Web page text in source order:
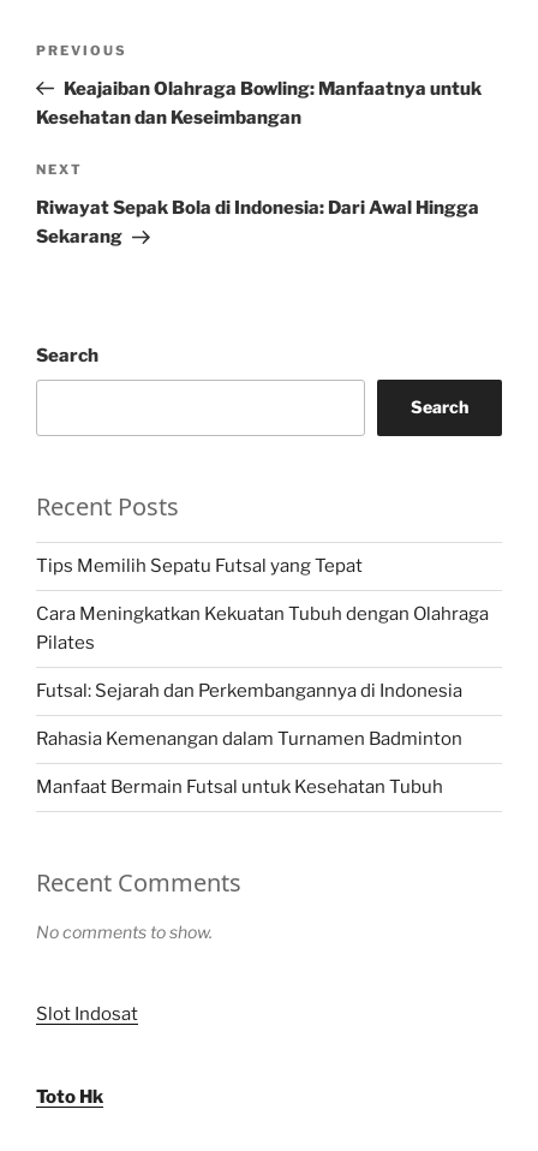
Previous
Post
PREVIOUS
Keajaiban Olahraga Bowling: Manfaatnya untuk
Kesehatan dan Keseimbangan
Next
Post
NEXT
Riwayat Sepak Bola di Indonesia: Dari Awal Hingga
Sekarang
Search
Search
Recent Posts
Tips Memilih Sepatu Futsal yang Tepat
Cara Meningkatkan Kekuatan Tubuh dengan Olahraga
Pilates
Futsal: Sejarah dan Perkembangannya di Indonesia
Rahasia Kemenangan dalam Turnamen Badminton
Manfaat Bermain Futsal untuk Kesehatan Tubuh
Recent Comments
No comments to show.
Slot Indosat
Toto Hk